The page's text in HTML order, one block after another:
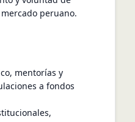
peruano.
mentorías y
a fondos